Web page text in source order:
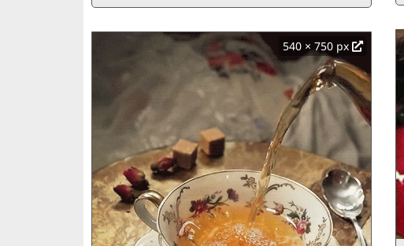
540 × 750 px